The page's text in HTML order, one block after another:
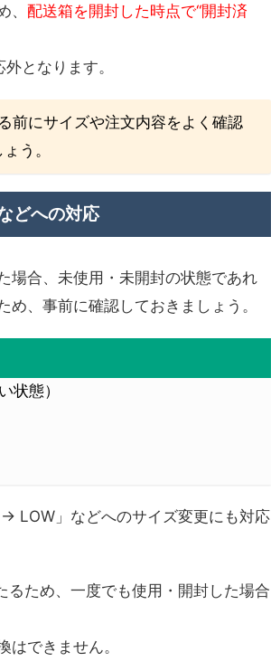
配送箱を開封した時点で“開封済
となります。
前にサイズや注文内容をよく確認
う。
どへの対応
場合、未使用・未開封の状態であれ
、事前に確認しておきましょう。
状態）
LOW」などへのサイズ変更にも対応
るため、一度でも使用・開封した場合
できません。